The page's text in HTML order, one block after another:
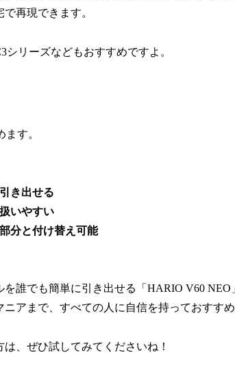
再現できます。
リーズなどもおすすめですよ。
す。
き出せる
いやすい
分と付け替え可能
誰でも簡単に引き出せる「HARIO V60
アまで、すべての人に自信を持っておすすめ
、ぜひ試してみてくださいね！